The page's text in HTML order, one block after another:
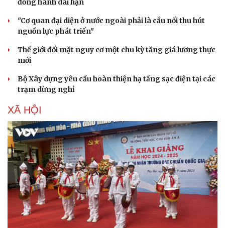
Sức khỏe
Dinh dưỡng - món ngon
Cây thuốc
Sản phụ khoa
Nhi khoa
Nam khoa
Làm đẹp - giảm cân
Phòng mạch online
Ăn sạch sống khỏe
Đời sống
Nhà đẹp
Blog
Tình yêu - Gia đình
đồng hành dài hạn
"Cơ quan đại diện ở nước ngoài phải là cầu nối thu hút
nguồn lực phát triển"
Thế giới đối mặt nguy cơ một chu kỳ tăng giá lương thực
mới
Bộ Xây dựng yêu cầu hoàn thiện hạ tầng sạc điện tại các
trạm dừng nghỉ
XÃ HỘI